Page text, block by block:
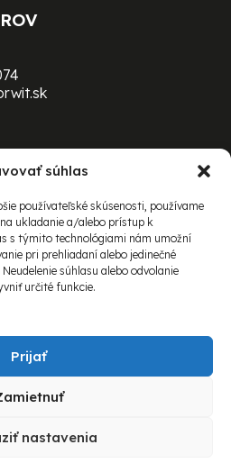
súhlas
používateľské skúsenosti, používame
ukladanie a/alebo prístup k
s týmito technológiami nám umožní
pri prehliadaní alebo jedinečné
súhlasu alebo odvolanie
určité funkcie.
Prijať
nastavenia
TECHNIKY